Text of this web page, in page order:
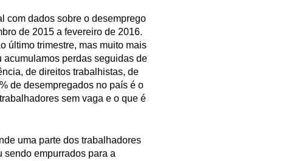
com dados sobre o desemprego
de 2015 a fevereiro de 2016.
último trimestre, mas muito mais
acumulamos perdas seguidas de
de direitos trabalhistas, de
de desempregados no país é o
sem vaga e o que é
uma parte dos trabalhadores
sendo empurrados para a